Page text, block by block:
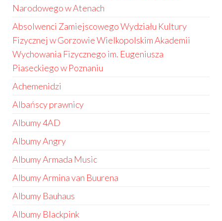
Narodowego w Atenach
Absolwenci Zamiejscowego Wydziału Kultury
Fizycznej w Gorzowie Wielkopolskim Akademii
Wychowania Fizycznego im. Eugeniusza
Piaseckiego w Poznaniu
Achemenidzi
Albańscy prawnicy
Albumy 4AD
Albumy Angry
Albumy Armada Music
Albumy Armina van Buurena
Albumy Bauhaus
Albumy Blackpink